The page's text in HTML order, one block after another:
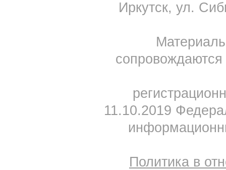
Иркутск, ул.
11.10.2019
Политика в